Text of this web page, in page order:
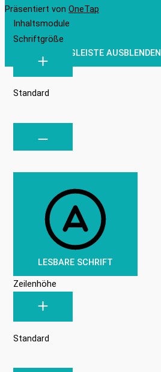
Präsentiert von OneTap
WERKZEUGLEISTE AUSBLENDEN
Inhaltsmodule
Schriftgröße
Standard
LESBARE SCHRIFT
Zeilenhöhe
Standard